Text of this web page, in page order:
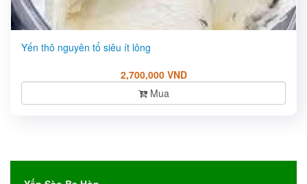
Yến thô nguyên tổ siêu ít lông
2,700,000 VND
Mua